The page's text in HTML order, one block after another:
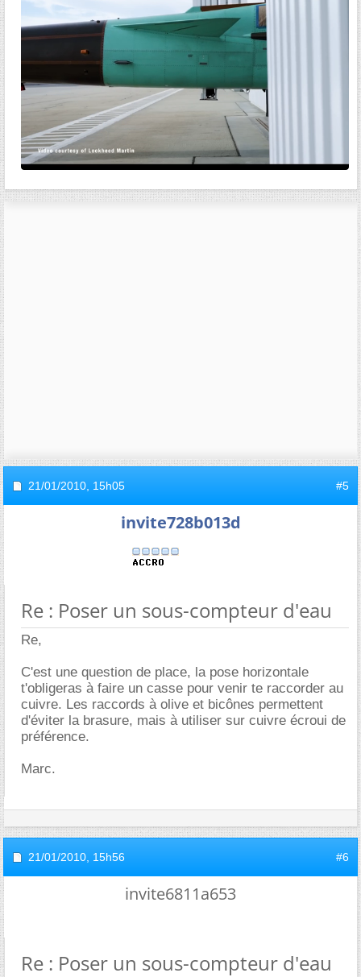
21/01/2010, 15h05 #5
invite728b013d
Re : Poser un sous-compteur d'eau
Re,
C'est une question de place, la pose horizontale
t'obligeras à faire un casse pour venir te raccorder au
cuivre. Les raccords à olive et bicônes permettent
d'éviter la brasure, mais à utiliser sur cuivre écroui de
préférence.
Marc.
21/01/2010, 15h56 #6
invite6811a653
Re : Poser un sous-compteur d'eau